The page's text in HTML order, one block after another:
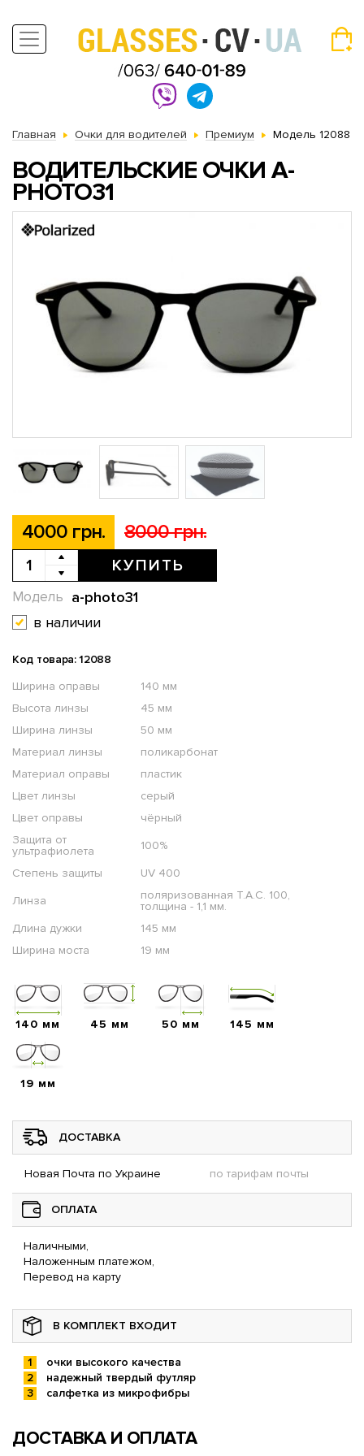
Главная Очки для водителей Премиум Модель 12088
ВОДИТЕЛЬСКИЕ ОЧКИ A-
PHOTO31
4000 грн. 8000 грн.
КУПИТЬ
a-photo31
Модель
в наличии
Код товара: 12088
Ширина оправы
140 мм
Высота линзы
45 мм
Ширина линзы
50 мм
Материал линзы
поликарбонат
Материал оправы
пластик
Цвет линзы
серый
Цвет оправы
чёрный
Защита от
ультрафиолета
100%
Степень защиты
UV 400
Линза
поляризованная T.A.C. 100,
толщина - 1,1 мм.
Длина дужки
145 мм
Ширина моста
19 мм
140 мм 45 мм 50 мм 145 мм
19 мм
ДОСТАВКА
Новая Почта по Украине по тарифам почты
ОПЛАТА
Наличными,
Наложенным платежом,
Перевод на карту
В КОМПЛЕКТ ВХОДИТ
очки высокого качества
надежный твердый футляр
салфетка из микрофибры
ДОСТАВКА И ОПЛАТА